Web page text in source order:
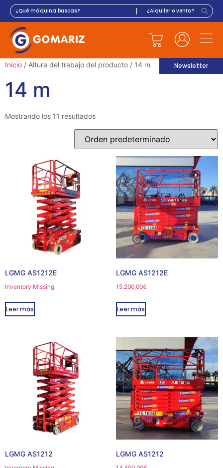
Newsletter
Inicio / Altura del trabajo del producto / 14 m
14 m
Mostrando los 11 resultados
LGMG AS1212E
Inventory Missing
Leer más
LGMG AS1212E
15.200,00€
Leer más
LGMG AS1212 LGMG AS1212